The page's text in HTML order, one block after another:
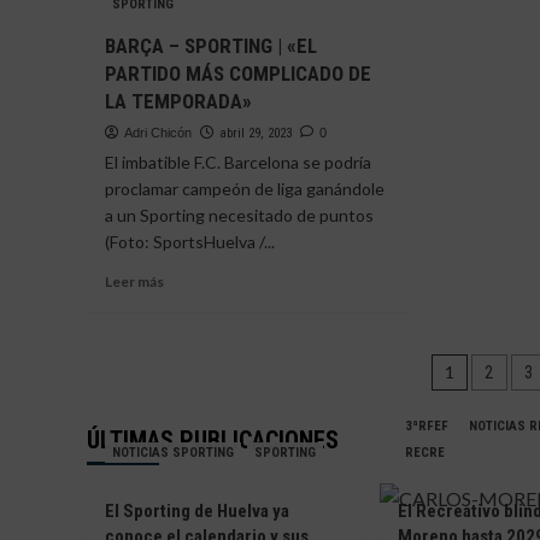
EL
SAN
ROQUE
DE
LEPE
“MUCHO
EN
JUEGO
TODAVÍA”
SPORTING
BARÇA – SPORTING | «EL
PARTIDO MÁS COMPLICADO DE
LA TEMPORADA»
Adri Chicón abril 29, 2023 0
El imbatible F.C. Barcelona se podría
proclamar campeón de liga ganándole
a un Sporting necesitado de puntos
(Foto: SportsHuelva /...
Leer más
«EL
PARTIDO
COMPLICADO
DE
de
entradas
1 2 3
ÚLTIMAS PUBLICACIONES
NOTICIAS SPORTING SPORTING
El Sporting de Huelva ya
3ªRFEF
NOTICIAS
RECRE
El Recreativo